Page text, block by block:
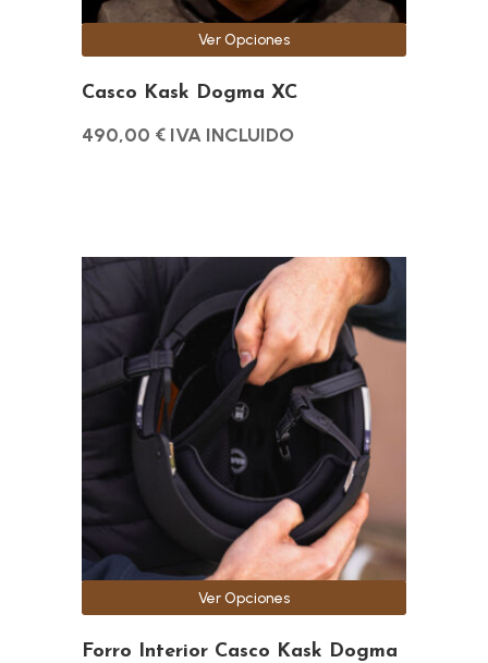
Casco Kask Dogma XC
490,00 € IVA INCLUIDO
Ver Opciones
la
página
de
Forro Interior Casco Kask Dogma
Ver Opciones
Este
producto
tiene
múltiples
variantes.
opciones
elegir
la
página
de